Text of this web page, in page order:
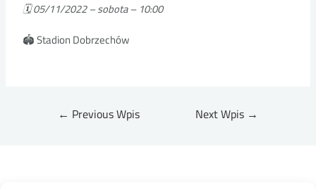
🗓 05/11/2022 – sobota – 10:00
🏟️ Stadion Dobrzechów
← Previous Wpis Next Wpis →